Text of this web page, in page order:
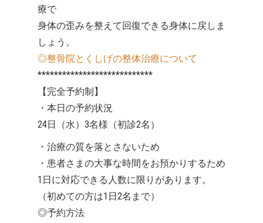
療で
身体の歪みを整えて回復できる身体に戻しま
しょう。
◎整骨院とくしげの整体治療について
****************************
【完全予約制】
・本日の予約状況
24日（水）3名様（初診2名）
・治療の質を落とさないため
・患者さまの大事な時間をお預かりするため
1日に対応できる人数に限りがあります。
（初めての方は1日2名まで）
◎予約方法